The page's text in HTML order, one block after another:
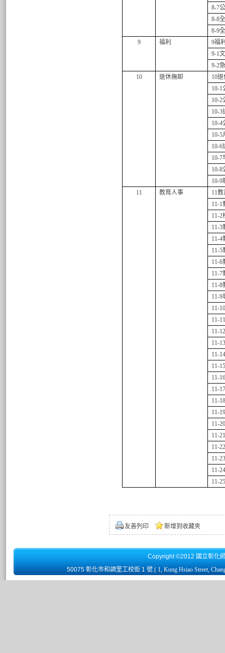
8-7
8-8
8-9
9
福利 9福
9-1
9-2
10
退休撫卹 10退
10-1
10-2
10-3
10-4
10-5
10-6
10-7
10-8
10-9
11
教育人事 11教
11-1
11-2
11-3
11-4
11-5
11-6
11-7
11-8
11-9
11-
11-
11-
11-
11-
11-
11-
11-
11-
11-
11-
11-
11-
11-
11-
11-
友善列印 新增到收藏夾
Copyright ©2012 國立彰化
50075 彰化市和調里工校街 1 號 ( 1, Kung Hsiao Street,